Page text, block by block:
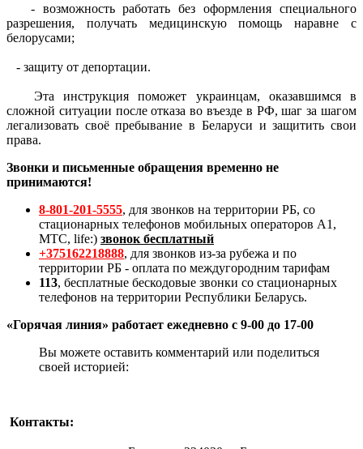
- возможность работать без оформления специального
разрешения, получать медицинскую помощь наравне с
белорусами;
- защиту от депортации.
Эта инструкция поможет украинцам, оказавшимся в
сложной ситуации после отказа во въезде в РФ, шаг за шагом
легализовать своё пребывание в Беларуси и защитить свои
права.
Звонки и письменные обращения временно не
принимаются!
8-801-201-5555, для звонков на территории РБ, со
стационарных телефонов мобильных операторов A1,
MTC, life:) звонок бесплатный
+375162218888, для звонков из-за рубежа и по
территории РБ - оплата по междугородним тарифам
113, бесплатные бескодовые звонки со стационарных
телефонов на территории Республики Беларусь.
«Горячая линия» работает ежедневно с 9-00 до 17-00
Вы можете оставить комментарий или поделиться
своей историей:
Контакты: